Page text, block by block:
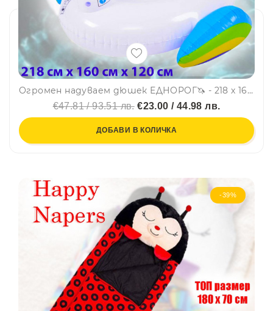
Огромен надуваем дюшек ЕДНОРОГ🦄 - 218 х 160 х 120 см, JILONG, SUMMER ENJOY 37428
€47.81 / 93.51 лв.€23.00 / 44.98 лв.
ДОБАВИ В КОЛИЧКА
-39%